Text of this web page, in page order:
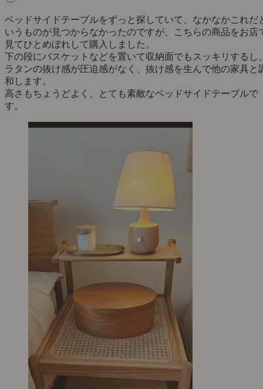
ベッドサイドテーブルをずっと探していて、なかなかこれだ
いうものが見つからなかったのですが、こちらの商品をお店
見てひとめぼれして購入しました。
下の段にバスケットなどを置いて収納面でもスッキリするし
ラタンの抜け感が圧迫感がなく、抜け感を生んで他の家具と
和します。
高さもちょうどよく、とても素敵なベッドサイドテーブルで
す。